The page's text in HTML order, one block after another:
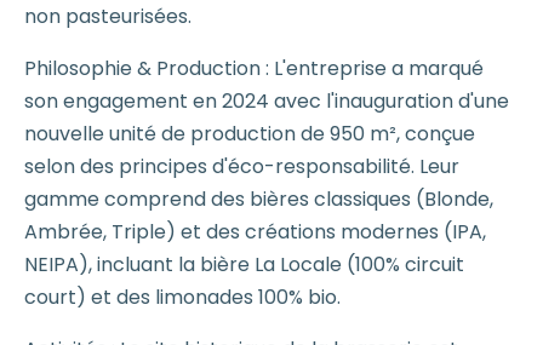
non pasteurisées.
Philosophie & Production : L'entreprise a marqué
son engagement en 2024 avec l'inauguration d'une
nouvelle unité de production de 950 m², conçue
selon des principes d'éco-responsabilité. Leur
gamme comprend des bières classiques (Blonde,
Ambrée, Triple) et des créations modernes (IPA,
NEIPA), incluant la bière La Locale (100% circuit
court) et des limonades 100% bio.